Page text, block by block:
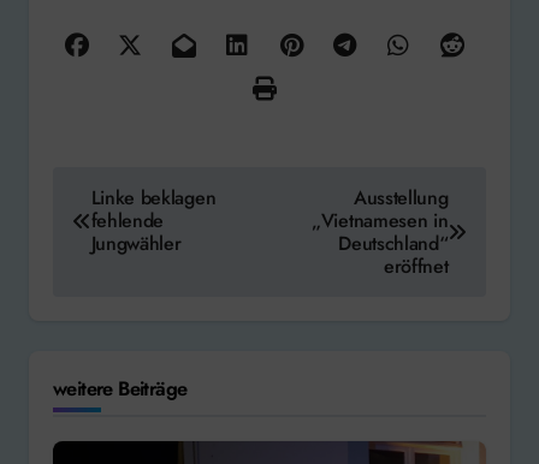
Beitragsnavigation
Linke beklagen
fehlende
Jungwähler
Ausstellung
„Vietnamesen in
Deutschland“
eröffnet
weitere Beiträge